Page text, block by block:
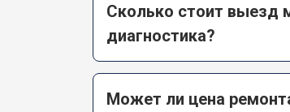
Сколько стоит выезд
диагностика?
Может ли цена